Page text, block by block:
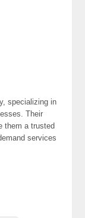
specializing in
Their
them a trusted
services